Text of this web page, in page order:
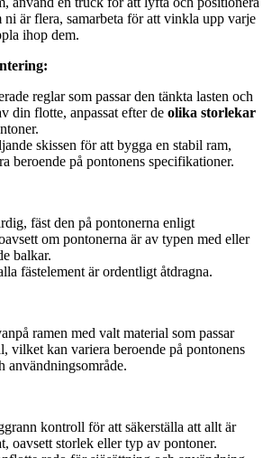
ni är flera, samarbeta för att vinkla upp varje
ihop dem.
reglar som passar den tänkta lasten och
din flotte, anpassat efter de olika storlekar
skissen för att bygga en stabil ram,
beroende på pontonens specifikationer.
fäst den på pontonerna enligt
om pontonerna är av typen med eller
balkar.
fästelement är ordentligt åtdragna.
ramen med valt material som passar
vilket kan variera beroende på pontonens
användningsområde.
kontroll för att säkerställa att allt är
oavsett storlek eller typ av pontoner.